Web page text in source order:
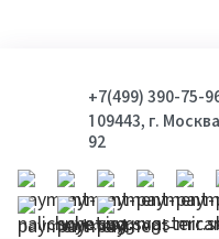
+7(499) 390-75-
109443, г.
92